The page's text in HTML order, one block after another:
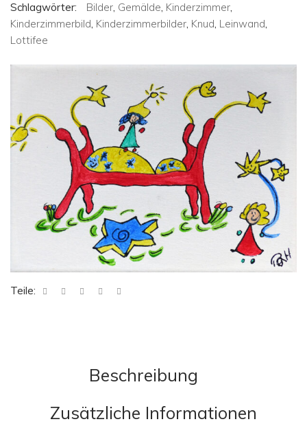
Menge
Schlagwörter: Bilder, Gemälde, Kinderzimmer,
Kinderzimmerbild, Kinderzimmerbilder, Knud, Leinwand,
Lottifee
Teile:
Beschreibung
Zusätzliche Informationen